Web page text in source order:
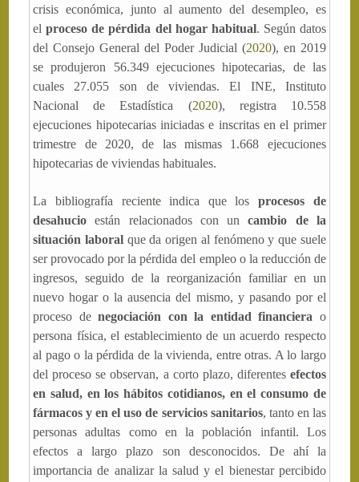
crisis económica, junto al aumento del desempleo, es
el proceso de pérdida del hogar habitual. Según datos
del Consejo General del Poder Judicial (2020), en 2019
se produjeron 56.349 ejecuciones hipotecarias, de las
cuales 27.055 son de viviendas. El INE, Instituto
Nacional de Estadística (2020), registra 10.558
ejecuciones hipotecarias iniciadas e inscritas en el primer
trimestre de 2020, de las mismas 1.668 ejecuciones
hipotecarias de viviendas habituales.
La bibliografía reciente indica que losprocesos de
desahucio están relacionados con uncambio de la
situación laboralque da origen al fenómeno y que suele
ser provocado por la pérdida del empleo o la reducción de
ingresos, seguido de la reorganización familiar en un
nuevo hogar o la ausencia del mismo, y pasando por el
proceso denegociación con la entidad financiera o
persona física, el establecimiento de un acuerdo respecto
al pago o la pérdida de la vivienda, entre otras. A lo largo
del proceso se observan, a corto plazo, diferentes efectos
en salud, en los hábitos cotidianos, en el consumo de
fármacos y en el uso de servicios sanitarios, tanto en las
personas adultas como en la población infantil. Los
efectos a largo plazo son desconocidos. De ahí la
importancia de analizar la salud y el bienestar percibido